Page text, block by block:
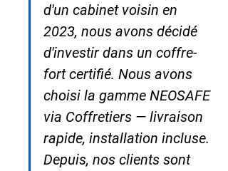
d'un cabinet voisin en
2023, nous avons décidé
d'investir dans un coffre-
fort certifié. Nous avons
choisi la gamme NEOSAFE
via Coffretiers — livraison
rapide, installation incluse.
Depuis, nos clients sont